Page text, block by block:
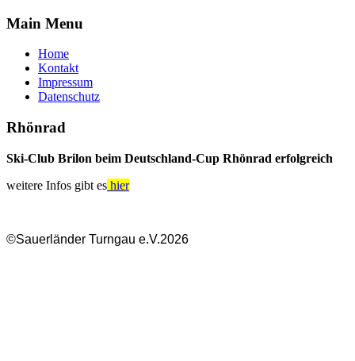
Main Menu
Home
Kontakt
Impressum
Datenschutz
Rhönrad
Ski-Club Brilon beim Deutschland-Cup Rhönrad erfolgreich
weitere Infos gibt es hier
©Sauerländer Turngau e.V.2026